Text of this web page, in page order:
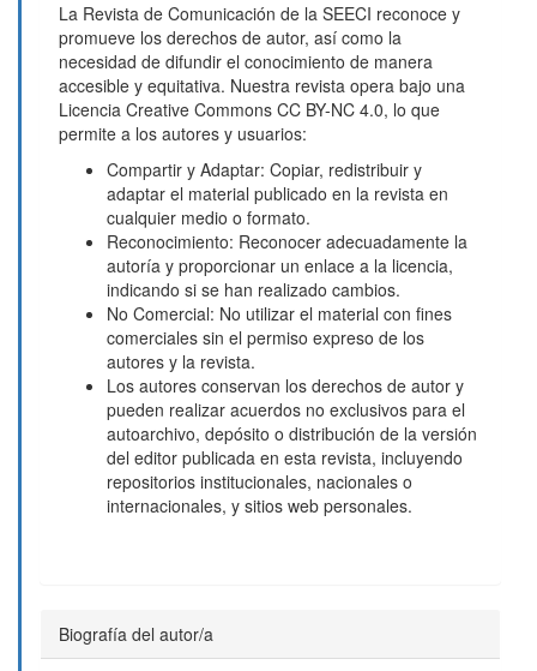
La Revista de Comunicación de la SEECI reconoce y
promueve los derechos de autor, así como la
necesidad de difundir el conocimiento de manera
accesible y equitativa. Nuestra revista opera bajo una
Licencia Creative Commons CC BY-NC 4.0, lo que
permite a los autores y usuarios:
Compartir y Adaptar: Copiar, redistribuir y
adaptar el material publicado en la revista en
cualquier medio o formato.
Reconocimiento: Reconocer adecuadamente la
autoría y proporcionar un enlace a la licencia,
indicando si se han realizado cambios.
No Comercial: No utilizar el material con fines
comerciales sin el permiso expreso de los
autores y la revista.
Los autores conservan los derechos de autor y
pueden realizar acuerdos no exclusivos para el
autoarchivo, depósito o distribución de la versión
del editor publicada en esta revista, incluyendo
repositorios institucionales, nacionales o
internacionales, y sitios web personales.
Biografía del autor/a